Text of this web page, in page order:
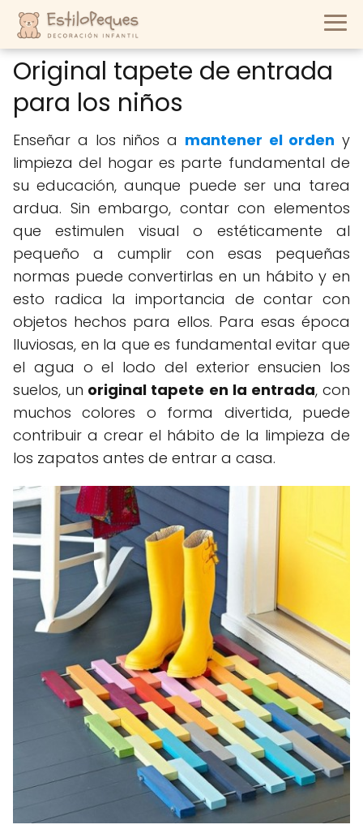
Original tapete de entrada
para los niños
Enseñar a los niños a mantener el orden y
limpieza del hogar es parte fundamental de
su educación, aunque puede ser una tarea
ardua. Sin embargo, contar con elementos
que estimulen visual o estéticamente al
pequeño a cumplir con esas pequeñas
normas puede convertirlas en un hábito y en
esto radica la importancia de contar con
objetos hechos para ellos. Para esas época
lluviosas, en la que es fundamental evitar que
el agua o el lodo del exterior ensucien los
suelos, un original tapete en la entrada, con
muchos colores o forma divertida, puede
contribuir a crear el hábito de la limpieza de
los zapatos antes de entrar a casa.